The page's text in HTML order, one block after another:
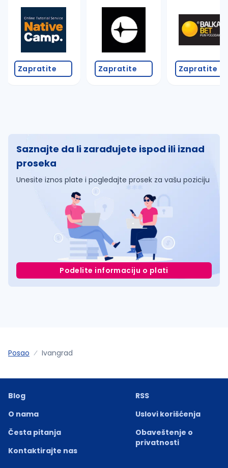
Zapratite Zapratite Zapratite
Saznajte da li zarađujete ispod ili iznad
proseka
Unesite iznos plate i pogledajte prosek za vašu poziciju
Podelite informaciju o plati
Posao Ivangrad
Blog
O nama
Česta pitanja
Kontaktirajte nas
RSS
Uslovi korišćenja
Obaveštenje o
privatnosti